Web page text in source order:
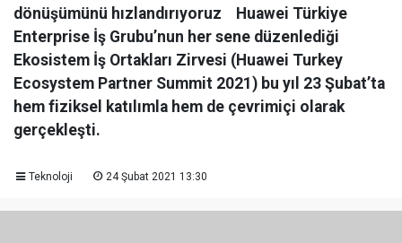
dönüşümünü hızlandırıyoruz Huawei Türkiye
Enterprise İş Grubu’nun her sene düzenlediği
Ekosistem İş Ortakları Zirvesi (Huawei Turkey
Ecosystem Partner Summit 2021) bu yıl 23 Şubat’ta
hem fiziksel katılımla hem de çevrimiçi olarak
gerçekleşti.
Teknoloji 24 Şubat 2021 13:30